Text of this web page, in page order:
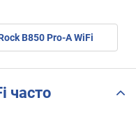
B850 Pro-A WiFi
часто